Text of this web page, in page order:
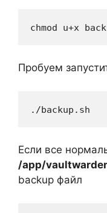
chmod u+x
Пробуем
./backup.sh
Если все
/app/
backup файл